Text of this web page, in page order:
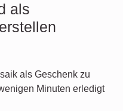
als
als Geschenk zu
Minuten erledigt